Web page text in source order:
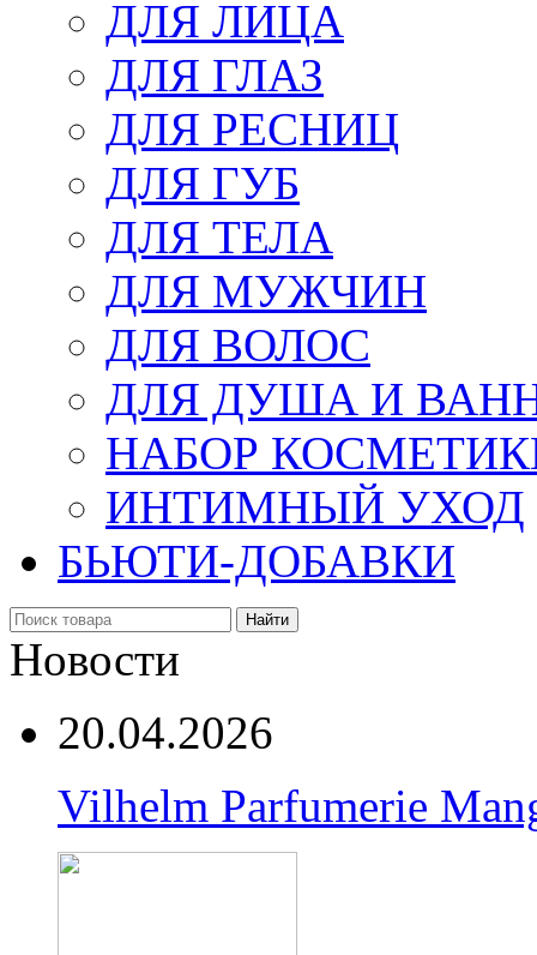
ДЛЯ ЛИЦА
ДЛЯ ГЛАЗ
ДЛЯ РЕСНИЦ
ДЛЯ ГУБ
ДЛЯ ТЕЛА
ДЛЯ МУЖЧИН
ДЛЯ ВОЛОС
ДЛЯ ДУША И
НАБОР
ИНТИМНЫЙ УХОД
БЬЮТИ-ДОБАВКИ
Найти
Новости
20.04.2026
Vilhelm Parfumerie